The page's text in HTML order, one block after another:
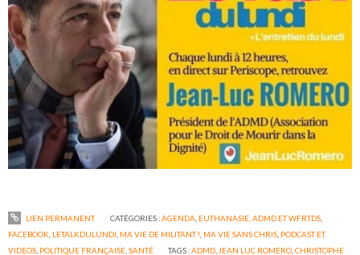
LIEN PERMANENT CATÉGORIES :AGENDA EUTHANASIE, ADMD ET WFRTDS,
FACEBOOK LETALKDULUNDI MA VIE DE MILITANT ! MA VIE SANS CHRIS PODCAST ET
VIDEOS POLITIQUE FRANÇAISE ,SANTÉ TAGS :ADMD JEAN LUC ROMERO ,CHRISTOPHE